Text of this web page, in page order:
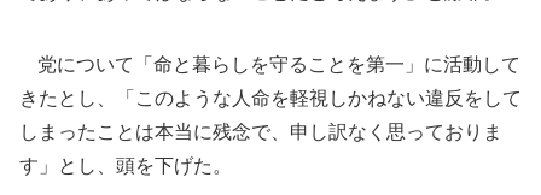
党について「命と暮らしを守ることを第一」に活動して
きたとし、「このような人命を軽視しかねない違反をして
しまったことは本当に残念で、申し訳なく思っておりま
す」とし、頭を下げた。